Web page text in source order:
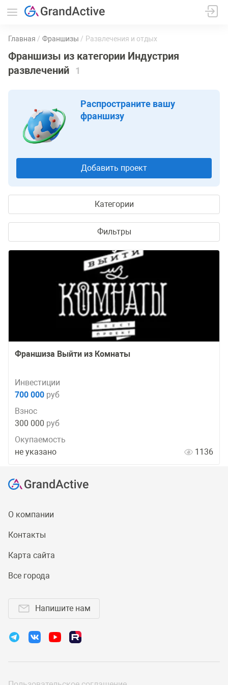
Главная Франшизы Развлечения и отдых
Франшизы из категории Индустрия
развлечений
1
Распространите вашу
франшизу
Добавить проект
Категории
Фильтры
Франшиза Выйти из Комнаты
Инвестиции
700 000 руб
Взнос
300 000 руб
Окупаемость
не указано
1136
О компании
Контакты
Карта сайта
Все города
Напишите нам